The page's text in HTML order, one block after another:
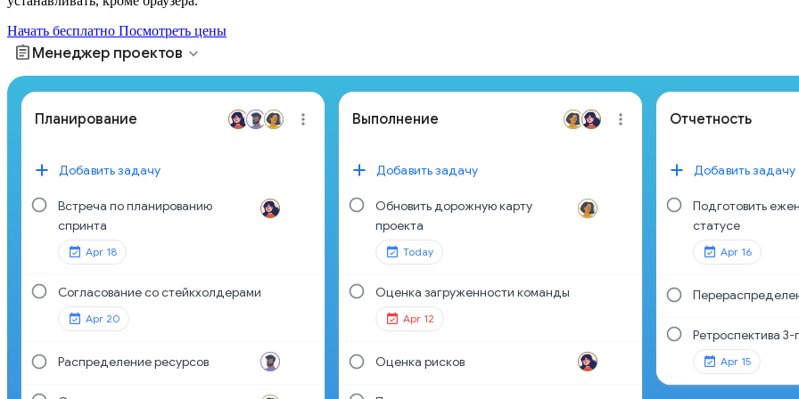
Начать бесплатно Посмотреть цены
assignmentМенеджер проектов expand_more
Планирование
Добавить задачу
Встреча по планированию
спринта
Apr 18
Согласование со стейкхолдерами
Apr 20
Распределение ресурсов
Выполнение
Добавить задачу
Обновить дорожную карту
проекта
Today
Оценка загруженности команды
Apr 12
Оценка рисков
Отчетность
Добавить задачу
Подготовить
статусе
Apr 16
Ретроспектива 3-
Apr 15